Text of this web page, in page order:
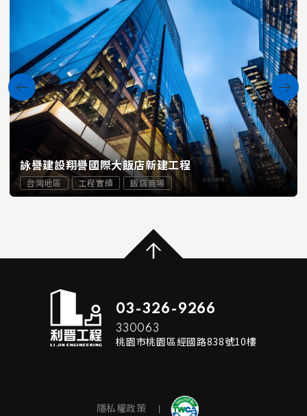
詠譽建設翔譽國際大飯店新建工程
台灣地區 工程實績 飯店商場
03-326-9266
330063
桃園市桃園區經國路838號10樓
隱私權政策